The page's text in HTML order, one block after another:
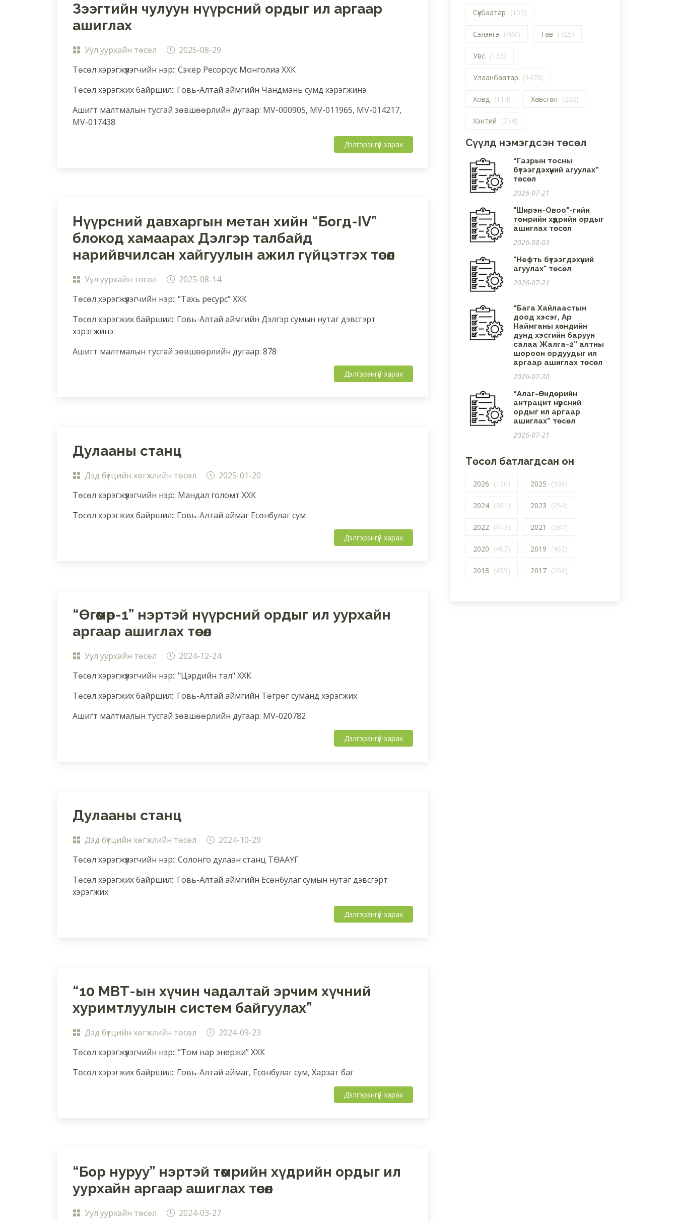
Зээгтийн чулуун нүүрсний ордыг ил аргаар
ашиглах
Уул уурхайн төсөл
2025-08-29
Төсөл хэрэгжүүлэгчийн нэр:: Сэкер Ресорсус Монголиа ХХК
Төсөл хэрэгжих байршил:: Говь-Алтай аймгийн Чандмань сумд хэрэгжинэ.
Ашигт малтмалын тусгай зөвшөөрлийн дугаар: MV-000905, MV-011965, MV-014217,
MV-017438
Дэлгэрэнгүй харах
Нүүрсний давхаргын метан хийн “Богд-IV”
блокод хамаарах Дэлгэр талбайд
нарийвчилсан хайгуулын ажил гүйцэтгэх төсөл
Уул уурхайн төсөл
2025-08-14
Төсөл хэрэгжүүлэгчийн нэр:: “Тахь ресурс” ХХК
Төсөл хэрэгжих байршил:: Говь-Алтай аймгийн Дэлгэр сумын нутаг дэвсгэрт
хэрэгжинэ.
Ашигт малтмалын тусгай зөвшөөрлийн дугаар: 878
Дэлгэрэнгүй харах
Дулааны станц
Дэд бүтцийн хөгжлийн төсөл
2025-01-20
Төсөл хэрэгжүүлэгчийн нэр:: Мандал голомт ХХК
Төсөл хэрэгжих байршил:: Говь-Алтай аймаг Есөнбулаг сум
Дэлгэрэнгүй харах
“Өгөөмөр-1” нэртэй нүүрсний ордыг ил уурхайн
аргаар ашиглах төсөл
Уул уурхайн төсөл
2024-12-24
Төсөл хэрэгжүүлэгчийн нэр:: "Цэрдийн тал" ХХК
Төсөл хэрэгжих байршил:: Говь-Алтай аймгийн Төгрөг суманд хэрэгжих
Ашигт малтмалын тусгай зөвшөөрлийн дугаар: MV-020782
Дэлгэрэнгүй харах
Дулааны станц
Дэд бүтцийн хөгжлийн төсөл
2024-10-29
Төсөл хэрэгжүүлэгчийн нэр:: Солонго дулаан станц ТӨААҮГ
Төсөл хэрэгжих байршил:: Говь-Алтай аймгийн Есөнбулаг сумын нутаг дэвсгэрт
хэрэгжих
Дэлгэрэнгүй харах
“10 МВТ-ын хүчин чадалтай эрчим хүчний
хуримтлуулын систем байгуулах”
Дэд бүтцийн хөгжлийн төсөл
2024-09-23
Төсөл хэрэгжүүлэгчийн нэр:: “Том нар энержи” ХХК
Төсөл хэрэгжих байршил:: Говь-Алтай аймаг, Есөнбулаг сум, Харзат баг
Дэлгэрэнгүй харах
“Бор нуруу” нэртэй төмрийн хүдрийн ордыг ил
уурхайн аргаар ашиглах төсөл
Уул уурхайн төсөл 2024-03-27
Сүхбаатар (155)
Сэлэнгэ (400) Төв (725)
Увс (133)
Улаанбаатар (3478)
Ховд (114) Хөвсгөл (232)
Хэнтий (254)
Сүүлд нэмэгдсэн төсөл
“Газрын тосны
бүтээгдэхүүний агуулах”
төсөл
2026-07-21
"Ширэн-Овоо"-гийн
төмрийн хүдрийн ордыг
ашиглах төсөл
2026-08-03
"Нефть бүтээгдэхүүний
агуулах" төсөл
2026-07-21
“Бага Хайлаастын
доод хэсэг, Ар
Наймганы хөндийн
дунд хэсгийн баруун
салаа Жалга-2” алтны
шороон ордуудыг ил
аргаар ашиглах төсөл
2026-07-30
“Алаг-Өндөрийн
антрацит нүүрсний
ордыг ил аргаар
ашиглах” төсөл
2026-07-21
Төсөл батлагдсан он
2026 (130) 2025 (306)
2024 (361) 2023 (263)
2022 (413) 2021 (387)
2020 (407) 2019 (462)
2018 (459) 2017 (266)